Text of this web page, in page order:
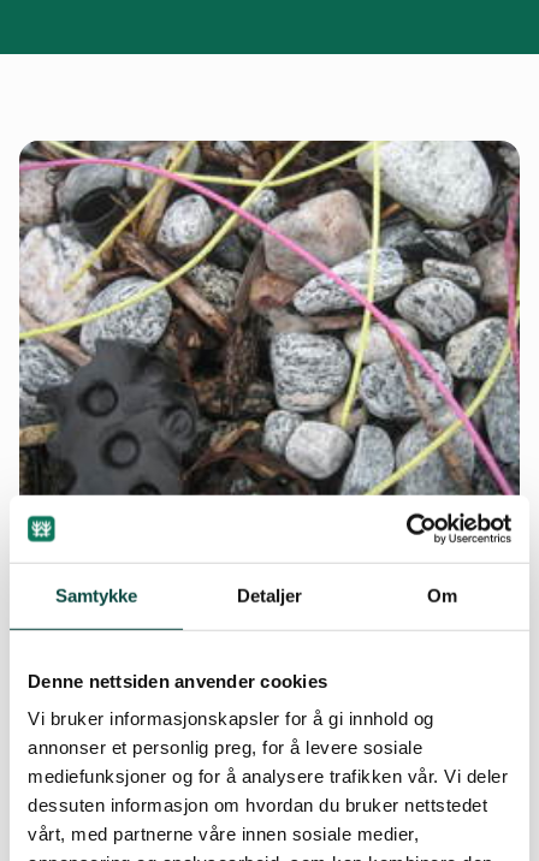
Samtykke Detaljer Om
Denne nettsiden anvender cookies
Vi bruker informasjonskapsler for å gi innhold og
annonser et personlig preg, for å levere sosiale
mediefunksjoner og for å analysere trafikken vår. Vi deler
dessuten informasjon om hvordan du bruker nettstedet
vårt, med partnerne våre innen sosiale medier,
Opprydding av strandplast på
Moldeholmene
skyldes at Naturvernforbundet i Molde har arbeidet med